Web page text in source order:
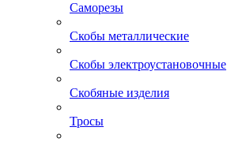
Саморезы
Скобы металлические
Скобы электроустановочные
Скобяные изделия
Тросы